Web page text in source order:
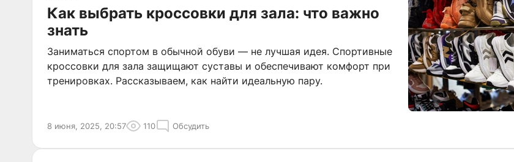
Как выбрать кроссовки для зала: что важно
знать
Заниматься спортом в обычной обуви — не лучшая идея. Спортивные
кроссовки для зала защищают суставы и обеспечивают комфорт при
тренировках. Рассказываем, как найти идеальную пару.
8 июня, 2025, 20:57 110 Обсудить